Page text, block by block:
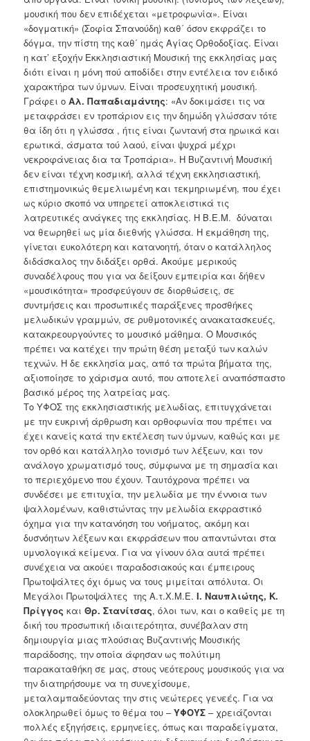
μουσική που δεν επιδέχεται «μετροφωνία». Είναι
«δογματική» (Σοφία Σπανούδη) καθ΄ όσον εκφράζει το
δόγμα, την πίστη της καθ΄ ημάς Αγίας Ορθοδοξίας. Είναι
η κατ’ εξοχήν Εκκλησιαστική Μουσική της εκκλησίας μας
διότι είναι η μόνη πού αποδίδει στην εντέλεια τον ειδικό
χαρακτήρα των ύμνων. Είναι προσευχητική μουσική.
Γράφει οΑλ. Παπαδιαμάντης: «Αν δοκιμάσει τις να
μεταφράσει εν τροπάριον εις την δημώδη γλώσσαν τότε
θα ίδη ότι η γλώσσα , ήτις είναι ζωντανή στα ηρωικά και
ερωτικά, άσματα τού λαού, είναι ψυχρά μέχρι
νεκροφάνειας δια τα Τροπάρια». Η Βυζαντινή Μουσική
δεν είναι τέχνη κοσμική, αλλά τέχνη εκκλησιαστική,
επιστημονικώς θεμελιωμένη και τεκμηριωμένη, που έχει
ως κύριο σκοπό να υπηρετεί αποκλειστικά τις
λατρευτικές ανάγκες της εκκλησίας. Η Β.Ε.Μ. δύναται
να θεωρηθεί ως μία διεθνής γλώσσα. Η εκμάθηση της,
γίνεται ευκολότερη και κατανοητή, όταν ο κατάλληλος
διδάσκαλος την διδάξει ορθά. Ακούμε μερικούς
συναδέλφους που για να δείξουν εμπειρία και δήθεν
«μουσικότητα» προσφεύγουν σε διορθώσεις, σε
συντμήσεις και προσωπικές παράξενες προσθήκες
μελωδικών γραμμών, σε ρυθμοτονικές ανακατασκευές,
κατακρεουργούντες το μουσικό μάθημα. Ο Μουσικός
πρέπει να κατέχει την πρώτη θέση μεταξύ των καλών
τεχνών. Η δε εκκλησία μας, από τα πρώτα βήματα της,
αξιοποίησε το χάρισμα αυτό, που αποτελεί αναπόσπαστο
βασικό μέρος της λατρείας μας.
Το ΥΦΟΣ της εκκλησιαστικής μελωδίας, επιτυγχάνεται
με την ευκρινή άρθρωση και ορθοφωνία που πρέπει να
έχει κανείς κατά την εκτέλεση των ύμνων, καθώς και με
τον ορθό και κατάλληλο τονισμό των λέξεων, και τον
ανάλογο χρωματισμό τους, σύμφωνα με τη σημασία και
το περιεχόμενο που έχουν. Ταυτόχρονα πρέπει να
συνδέσει με επιτυχία, την μελωδία με την έννοια των
ψαλλομένων, καθιστώντας την μελωδία εκφραστικό
όχημα για την κατανόηση του νοήματος, ακόμη και
δυσνόητων λέξεων και εκφράσεων που απαντώνται στα
υμνολογικά κείμενα. Για να γίνουν όλα αυτά πρέπει
συνέχεια να ακούει παραδοσιακούς και έμπειρους
Πρωτοψάλτες όχι όμως να τους μιμείται απόλυτα. Οι
Μεγάλοι Πρωτοψάλτες της Α.τ.Χ.Μ.Ε. Ι. Ναυπλιώτης, Κ.
Πρίγγος καιΘρ. Στανίτσας, όλοι των, και ο καθείς με τη
δική του προσωπική ιδιαιτερότητα, συνέβαλαν στη
δημιουργία μιας πλούσιας Βυζαντινής Μουσικής
παράδοσης, την οποία άφησαν ως πολύτιμη
παρακαταθήκη σε μας, στους νεότερους μουσικούς για να
την διατηρήσουμε να τη συνεχίσουμε,
μεταλαμπαδεύοντας την στις νεώτερες γενεές. Για να
ολοκληρωθεί όμως το θέμα του –ΥΦΟΥΣ – χρειάζονται
πολλές εξηγήσεις, ερμηνείες, όπως και παραδείγματα,